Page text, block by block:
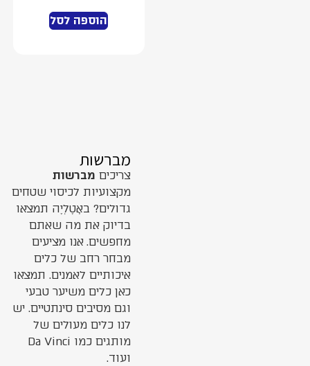
הוספה לסל
מברשות
צריכיםמברשות
מקצועיות לכיסוי שטחים
גדולים? באָטֶלְיֶה תמצאו
בדיוק את מה שאתם
מחפשים. אנו מציעים
מבחר רחב של כלים
איכותיים לאמנים. תמצאו
כאן כלים משיער טבעי
וגם מסיבים סינתטיים. יש
לנו כלים מעולים של
מותגים כמו Da Vinci
ועוד.